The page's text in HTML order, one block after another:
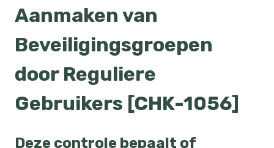
Aanmaken van
Beveiligingsgroepen
door Reguliere
Gebruikers [CHK-1056]
Deze controle bepaalt of